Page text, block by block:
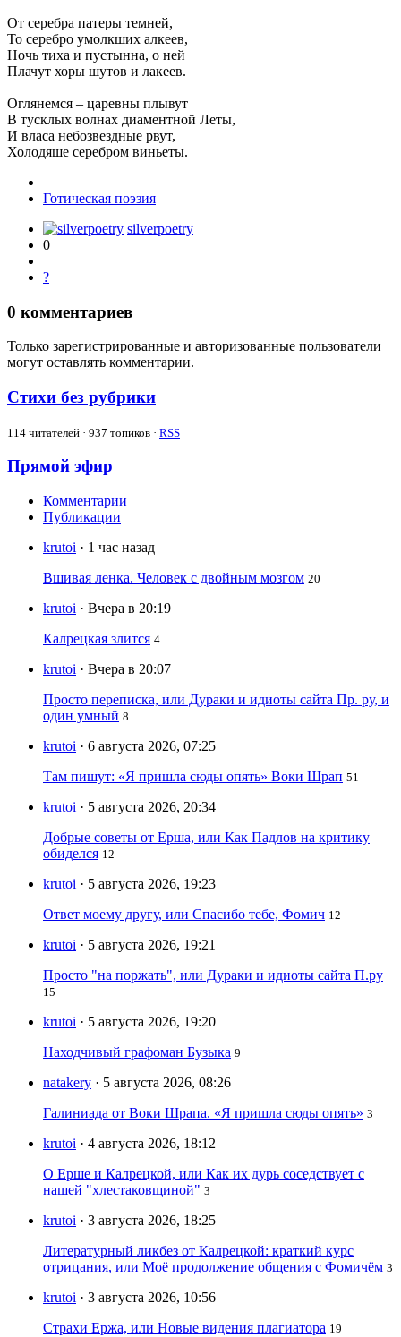
От серебра патеры темней,
То серебро умолкших алкеев,
Ночь тиха и пустынна, о ней
Плачут хоры шутов и лакеев.
Оглянемся – царевны плывут
В тусклых волнах диаментной Леты,
И власа небозвездные рвут,
Холодяше серебром виньеты.
Готическая поэзия
silverpoetry
0
?
0 комментариев
Только зарегистрированные и авторизованные пользователи
могут оставлять комментарии.
Стихи без рубрики
114 читателей · 937 топиков · RSS
Прямой эфир
Комментарии
Публикации
krutoi · 1 час назад
Вшивая ленка. Человек с двойным мозгом 20
krutoi · Вчера в 20:19
Калрецкая злится 4
krutoi · Вчера в 20:07
Просто переписка, или Дураки и идиоты сайта Пр. ру, и
один умный 8
krutoi · 6 августа 2026, 07:25
Там пишут: «Я пришла сюды опять» Воки Шрап 51
krutoi · 5 августа 2026, 20:34
Добрые советы от Ерша, или Как Падлов на критику
обиделся 12
krutoi · 5 августа 2026, 19:23
Ответ моему другу, или Спасибо тебе, Фомич 12
krutoi · 5 августа 2026, 19:21
Просто "на поржать", или Дураки и идиоты сайта П.ру
15
krutoi · 5 августа 2026, 19:20
Находчивый графоман Бузыка 9
natakery · 5 августа 2026, 08:26
Галиниада от Воки Шрапа. «Я пришла сюды опять» 3
krutoi · 4 августа 2026, 18:12
О Ерше и Калрецкой, или Как их дурь соседствует с
нашей "хлестаковщиной" 3
krutoi · 3 августа 2026, 18:25
Литературный ликбез от Калрецкой: краткий курс
отрицания, или Моё продолжение общения с Фомичём 3
krutoi · 3 августа 2026, 10:56
Страхи Ержа, или Новые видения плагиатора 19